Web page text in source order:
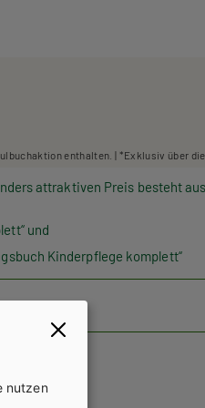
enthalten. | *Exklusiv über
attraktiven Preis besteht
und
Kinderpflege komplett“
nutzen